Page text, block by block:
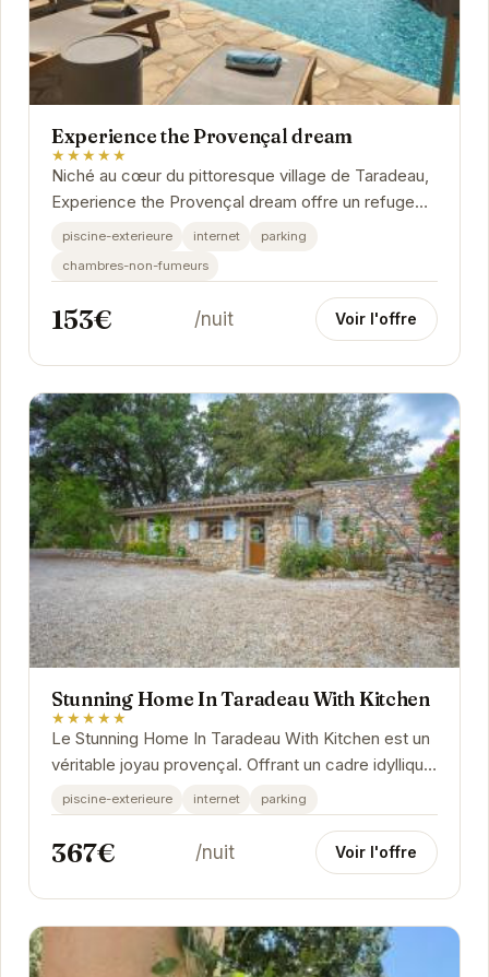
Experience the Provençal dream
★★★★★
Niché au cœur du pittoresque village de Taradeau,
Experience the Provençal dream offre un refuge
paisible où luxe et authenticité se...
piscine-exterieure internet
parking
chambres-non-fumeurs
153€ /nuit Voir l'offre
Stunning Home In Taradeau With Kitchen
★★★★★
Le Stunning Home In Taradeau With Kitchen est un
véritable joyau provençal. Offrant un cadre idyllique
pour des vacances relaxantes, cette maison...
piscine-exterieure internet parking
367€ /nuit Voir l'offre